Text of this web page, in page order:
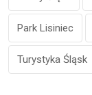
Park Lisiniec
Turystyka Śląsk